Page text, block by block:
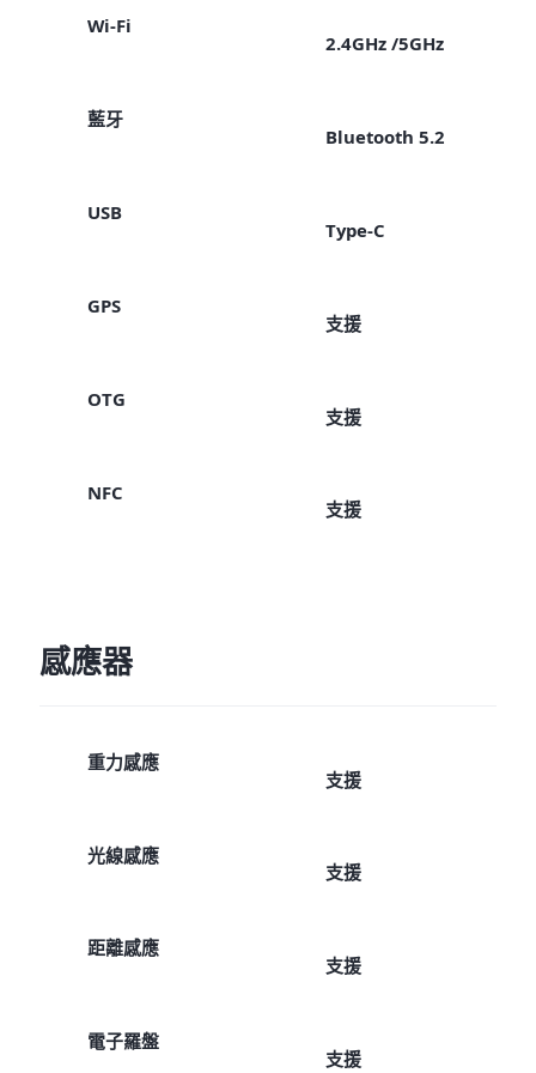
Wi-Fi
2.4GHz /5GHz
藍牙
Bluetooth 5.2
USB
Type-C
GPS
支援
OTG
支援
NFC
支援
感應器
重力感應
支援
光線感應
支援
距離感應
支援
電子羅盤
支援